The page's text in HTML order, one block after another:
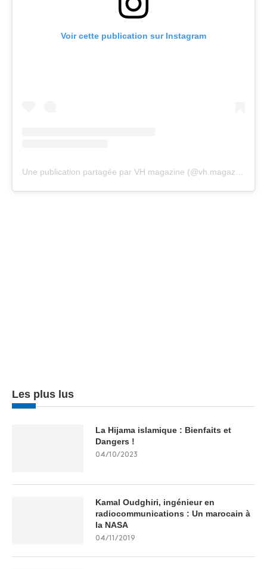
Voir cette publication sur Instagram
Les plus lus
La Hijama islamique : Bienfaits et
Dangers !
04/10/2023
Kamal Oudghiri, ingénieur en
radiocommunications : Un marocain à
la NASA
04/11/2019